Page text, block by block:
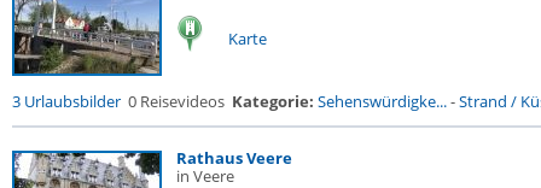
Karte
3 Urlaubsbilder 0 Reisevideos Kategorie: Sehenswürdigke...-Strand /
Rathaus Veere
in Veere